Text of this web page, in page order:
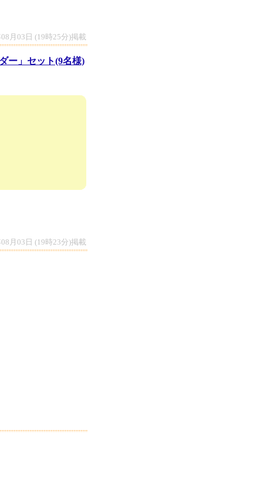
月03日 (19時25分)掲載
ー」セット(9名様)
月03日 (19時23分)掲載